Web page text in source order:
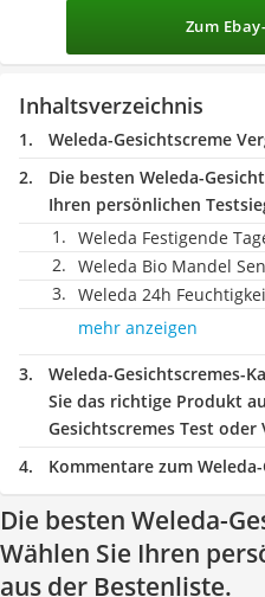
Zum
Inhaltsverzeichnis
Weleda-Gesichtscreme
Die besten Weleda-
Ihren persönlichen
Weleda Festigende
Weleda Bio Mandel
Weleda 24h
mehr anzeigen
Weleda-Gesichtscremes-
Sie das richtige Produkt
Gesichtscremes Test oder
Kommentare zum
Die besten Weleda-
Wählen Sie Ihren
aus der Bestenliste.